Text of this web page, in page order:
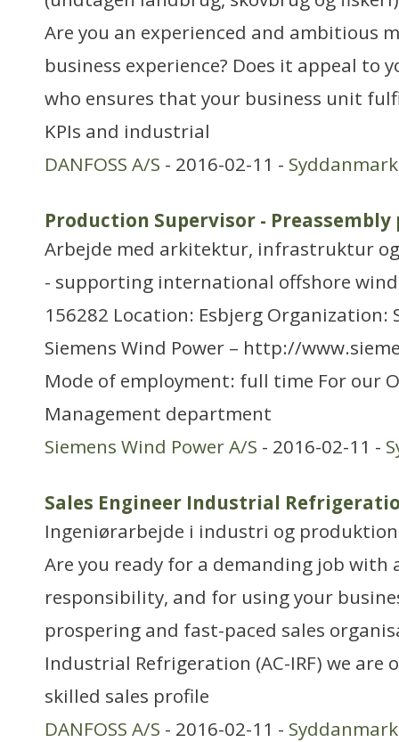
Are you an experienced and ambitious
business experience? Does it appeal to
who ensures that your business unit
KPIs and industrial
DANFOSS A/S - 2016-02-11 - Syddanmark
Production Supervisor -
Arbejde med arkitektur, infrastruktur
- supporting international offshore
156282 Location: Esbjerg Organization:
Siemens Wind Power – http://
Mode of employment: full time For our
Management department
Siemens Wind Power A/S - 2016-02-11 -
Sales Engineer Industrial
Ingeniørarbejde i industri og produktion
Are you ready for a demanding job with
responsibility, and for using your
prospering and fast-paced sales
Industrial Refrigeration (AC-IRF) we are
skilled sales profile
DANFOSS A/S - 2016-02-11 - Syddanmark